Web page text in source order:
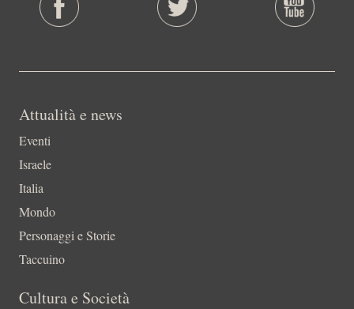
Attualità e news
Eventi
Israele
Italia
Mondo
Personaggi e Storie
Taccuino
Cultura e Società